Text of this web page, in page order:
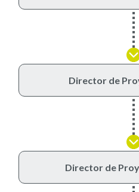
Director de
Director de